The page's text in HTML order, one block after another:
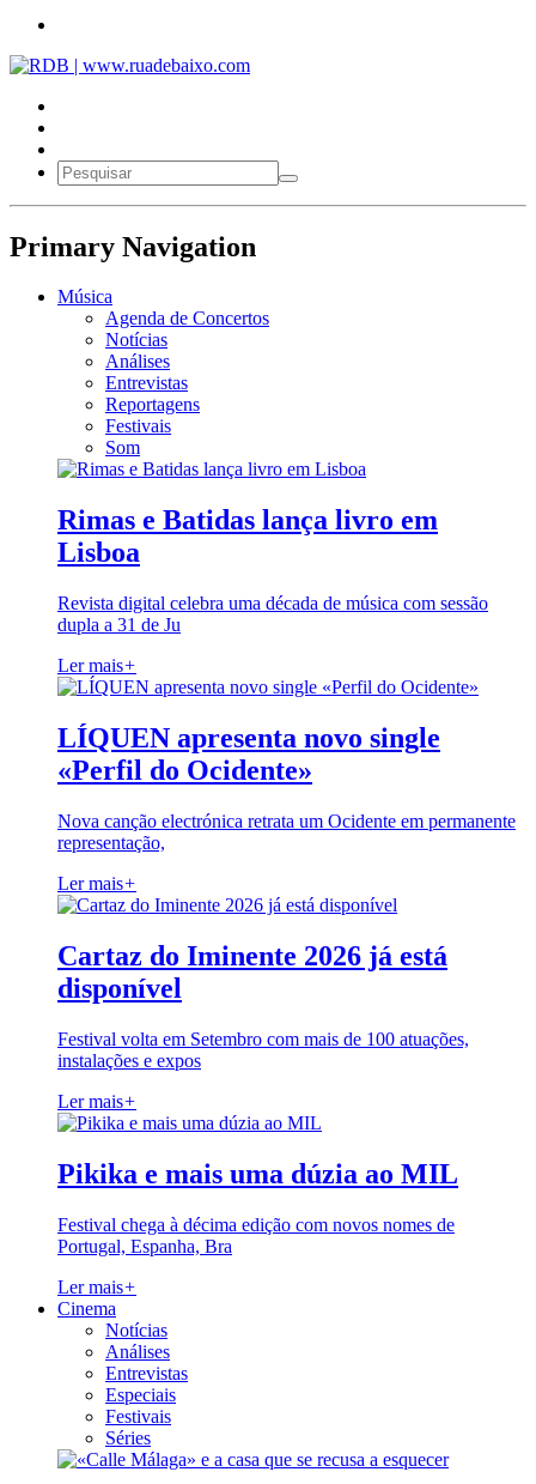
Primary Navigation
Música
Agenda de Concertos
Notícias
Análises
Entrevistas
Reportagens
Festivais
Som
Rimas e Batidas lança livro em
Lisboa
Revista digital celebra uma década de música com sessão
dupla a 31 de Ju
Ler mais+
LÍQUEN apresenta novo single
«Perfil do Ocidente»
Nova canção electrónica retrata um Ocidente em permanente
representação,
Ler mais+
Cartaz do Iminente 2026 já está
disponível
Festival volta em Setembro com mais de 100 atuações,
instalações e expos
Ler mais+
Pikika e mais uma dúzia ao MIL
Festival chega à décima edição com novos nomes de
Portugal, Espanha, Bra
Ler mais+
Cinema
Notícias
Análises
Entrevistas
Especiais
Festivais
Séries